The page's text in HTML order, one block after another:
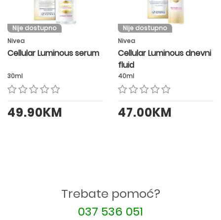
Nije dostupno
Nivea
Cellular Luminous serum
30ml
49.90KM
Nije dostupno
Nivea
Cellular Luminous dnevni
fluid
40ml
47.00KM
Trebate pomoć?
037 536 051